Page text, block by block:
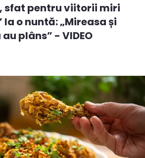
sfat pentru viitorii miri
la o nuntă: „Mireasa și
plâns” - VIDEO